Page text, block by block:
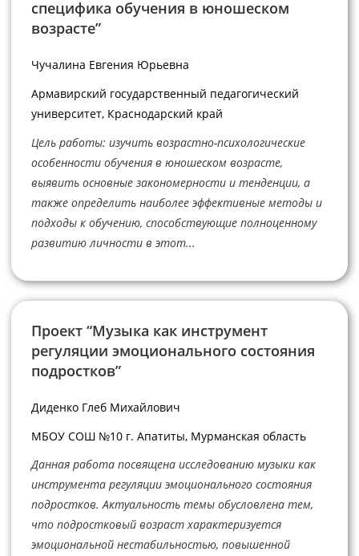
специфика обучения в юношеском
возрасте”
Чучалина Евгения Юрьевна
Армавирский государственный педагогический
университет, Краснодарский край
Цель работы: изучить возрастно-психологические
особенности обучения в юношеском возрасте,
выявить основные закономерности и тенденции, а
также определить наиболее эффективные методы и
подходы к обучению, способствующие полноценному
развитию личности в этот...
Проект “Музыка как инструмент
регуляции эмоционального состояния
подростков”
Диденко Глеб Михайлович
МБОУ СОШ №10 г. Апатиты, Мурманская область
Данная работа посвящена исследованию музыки как
инструмента регуляции эмоционального состояния
подростков. Актуальность темы обусловлена тем,
что подростковый возраст характеризуется
эмоциональной нестабильностью, повышенной